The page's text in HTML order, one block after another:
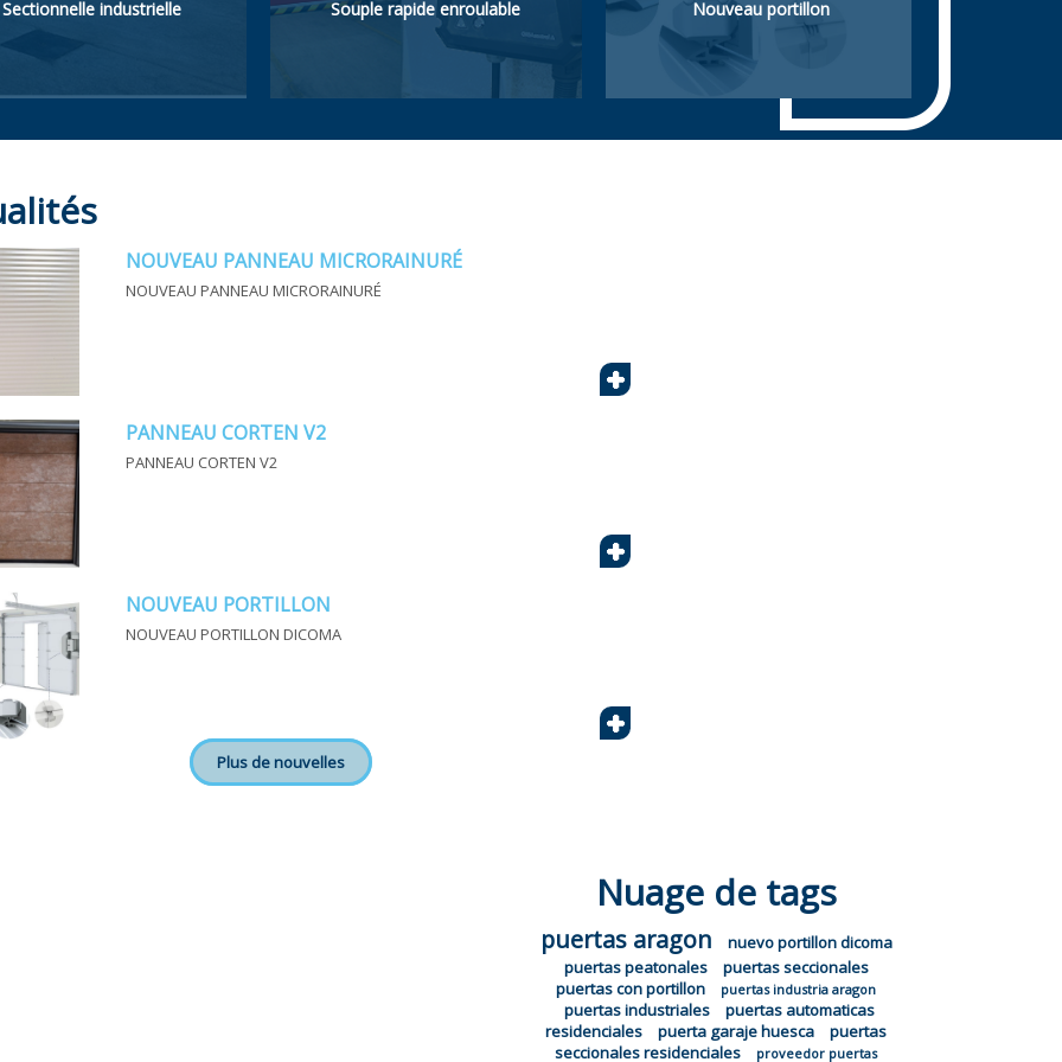
Sectionnelle industrielle
polyuréthane de 40
Résistante, à haute
Souple rapide enroulable Nouveau portillon
Portillon piétonnière. Intégré
NOUVEAU PANNEAU MICRORAINURÉ
NOUVEAU PANNEAU MICRORAINURÉ
+
PANNEAU CORTEN V2
PANNEAU CORTEN V2
+
NOUVEAU PORTILLON
NOUVEAU PORTILLON DICOMA
+
Plus de nouvelles
Nuage de tags
puertas aragon
nuevo portillon dicoma
puertas peatonales
puertas seccionales
puertas con portillon
puertas industria aragon
puertas industriales
puertas automaticas
residenciales
puerta garaje huesca
puertas
seccionales residenciales
proveedor puertas